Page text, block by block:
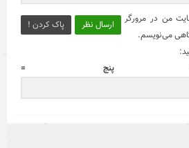
ارسال نظر پاک کردن !
من در مرورگر
می‌نویسم.
× پنج =